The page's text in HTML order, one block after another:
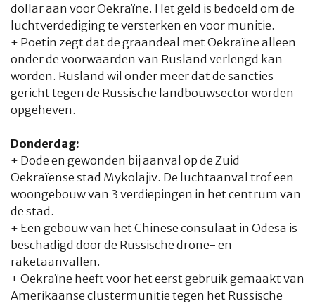
dollar aan voor Oekraïne. Het geld is bedoeld om de
luchtverdediging te versterken en voor munitie.
+ Poetin zegt dat de graandeal met Oekraïne alleen
onder de voorwaarden van Rusland verlengd kan
worden. Rusland wil onder meer dat de sancties
gericht tegen de Russische landbouwsector worden
opgeheven.
Donderdag:
+ Dode en gewonden bij aanval op de Zuid
Oekraïense stad Mykolajiv. De luchtaanval trof een
woongebouw van 3 verdiepingen in het centrum van
de stad.
+ Een gebouw van het Chinese consulaat in Odesa is
beschadigd door de Russische drone- en
raketaanvallen.
+ Oekraïne heeft voor het eerst gebruik gemaakt van
Amerikaanse clustermunitie tegen het Russische